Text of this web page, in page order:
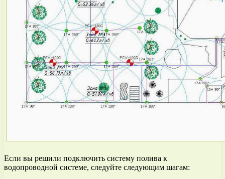
Если вы решили подключить систему полива к
водопроводной системе, следуйте следующим шагам: